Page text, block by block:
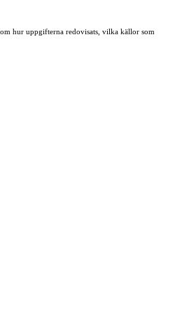
hur uppgifterna redovisats, vilka källor som